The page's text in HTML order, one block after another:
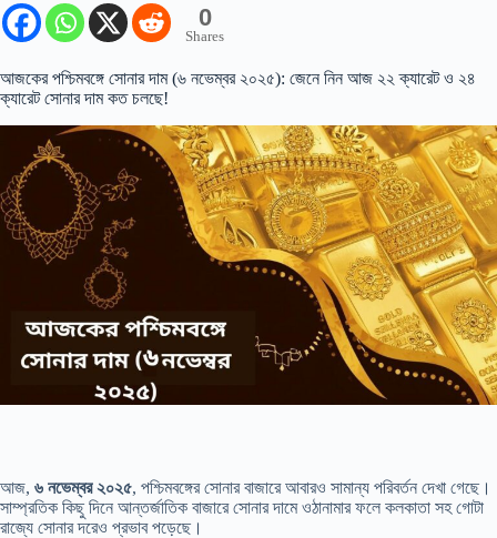
0
Shares
আজকের পশ্চিমবঙ্গে সোনার দাম (৬ নভেম্বর ২০২৫): জেনে নিন আজ ২২ ক্যারেট ও ২৪
ক্যারেট সোনার দাম কত চলছে!
আজ, ৬ নভেম্বর ২০২৫, পশ্চিমবঙ্গের সোনার বাজারে আবারও সামান্য পরিবর্তন দেখা গেছে।
সাম্প্রতিক কিছু দিনে আন্তর্জাতিক বাজারে সোনার দামে ওঠানামার ফলে কলকাতা সহ গোটা
রাজ্যে সোনার দরেও প্রভাব পড়েছে।